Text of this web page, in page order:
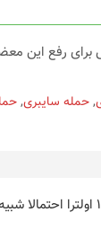
برای رفع این
,حمله سایبری,